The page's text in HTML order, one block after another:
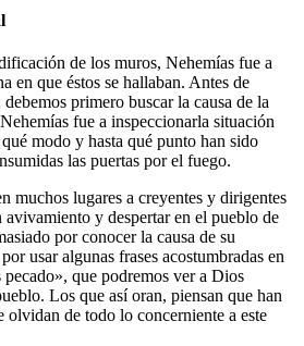
de los muros, Nehemías fue a
en que éstos se hallaban. Antes de
primero buscar la causa de la
fue a inspeccionarla situación
modo y hasta qué punto han sido
las puertas por el fuego.
muchos lugares a creyentes y dirigentes
y despertar en el pueblo de
por conocer la causa de su
usar algunas frases acostumbradas en
que podremos ver a Dios
Los que así oran, piensan que han
olvidan de todo lo concerniente a este